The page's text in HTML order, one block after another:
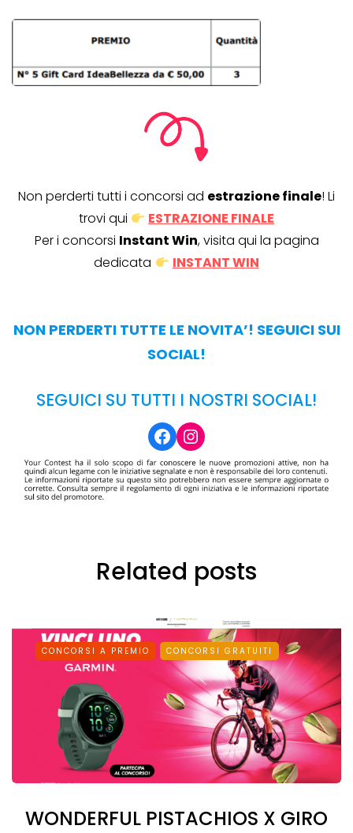
Non perderti tutti i concorsi ad estrazione finale! Li
trovi qui
ESTRAZIONE FINALE
Per i concorsi Instant Win, visita qui la pagina
dedicata
INSTANT WIN
NON PERDERTI TUTTE LE NOVITA’! SEGUICI SUI
SOCIAL!
SEGUICI SU TUTTI I NOSTRI SOCIAL!
Facebook
Instagram
Related posts
CONCORSI A PREMIO CONCORSI GRATUITI
WONDERFUL PISTACHIOS X GIRO